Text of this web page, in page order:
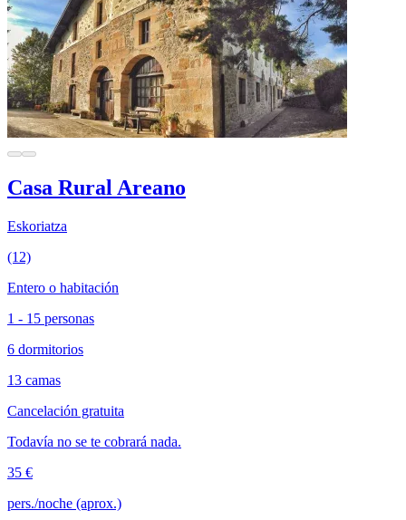
Casa Rural Areano
Eskoriatza
(12)
Entero o habitación
1 - 15 personas
6 dormitorios
13 camas
Cancelación gratuita
Todavía no se te cobrará nada.
35 €
pers./noche (aprox.)